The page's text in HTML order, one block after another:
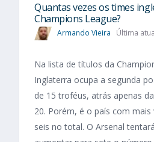
Quantas vezes os times
Champions League?
Armando Vieira Última
Na lista de títulos da
Inglaterra ocupa a segunda
de 15 troféus, atrás apenas
20. Porém, é o país com
seis no total. O Arsenal